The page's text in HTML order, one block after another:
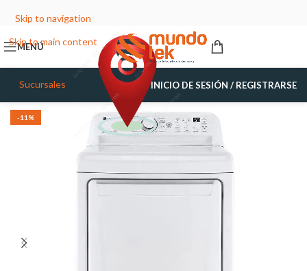
Skip to navigation
Skip to main content
MENÚ
Sucursales INICIO DE SESIÓN / REGISTRARSE
-11%